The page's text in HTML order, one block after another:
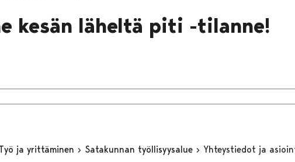
kesän läheltä piti -tilanne!
Työ ja yrittäminen Satakunnan työllisyysalue Yhteystiedot ja